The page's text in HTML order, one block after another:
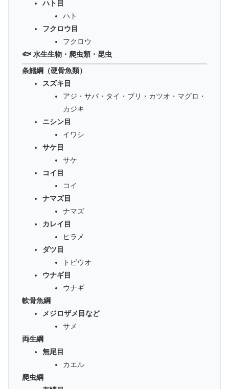
ハト目
ハト
フクロウ目
フクロウ
🐟 水生生物・爬虫類・昆虫
条鰭綱（硬骨魚類）
スズキ目
アジ・サバ・タイ・ブリ・カツオ・マグロ・
カジキ
ニシン目
イワシ
サケ目
サケ
コイ目
コイ
ナマズ目
ナマズ
カレイ目
ヒラメ
ダツ目
トビウオ
ウナギ目
ウナギ
軟骨魚綱
メジロザメ目など
サメ
両生綱
無尾目
カエル
爬虫綱